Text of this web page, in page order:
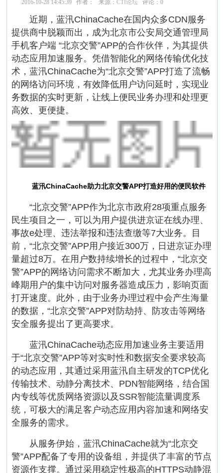
2016-10-28 14:45:39 作者： 来源：CTI论坛 评论：0
近期，蓝汛ChinaCache在国内众多CDN服务
提供商中脱颖而出，成为北京市公安局交通管理局
手机客户端 “北京交警”APP的合作伙伴，为其提供
动态应用加速服务。凭借智能化的网络传输优化技
术，蓝汛ChinaCache为“北京交警”APP打造了流畅
的网络访问环境，有效降低用户访问延时，实现业
务数据的实时更新，让线上便民业务办理和处理更
高效、更便捷。
蓝汛ChinaCache助力北京交警APP打造好用的便民软件
“北京交警”APP作为北京市政府28项重点服务
民生项目之一，可以为用户提供进京证在线办理、
事故e处理、违法举报和违法查缴等7大业务。目
前，“北京交警”APP用户接近300万，日进京证办理
量超过8万。在用户数持续增长的过程中，“北京交
警”APP的网络访问需求不断加大，尤其业务办理高
峰期用户的集中访问对服务器造成压力，影响页面
打开速度。此外，由于业务办理过程中会产生海量
的数据，“北京交警”APP对防劫持、防攻击等网络
安全服务提出了更高要求。
蓝汛ChinaCache动态应用加速业务主要适用
于“北京交警”APP等对实时性和数据安全要求较高
的动态应用，其通过采用蓝汛自主研发的TCP优化
传输技术、动静分离技术、PDN智能网络，结合国
内专线等优质网络资源以及SSR智能流量调度系
统，可极大的满足客户动态应用内容加速和网络安
全服务的需求。
从服务伊始，蓝汛ChinaCache就为“北京交
警”APP配备了专用的设备组，并提供了丰富的节点
资源作支撑。通过采用稳定性极高的HTTPS动静混